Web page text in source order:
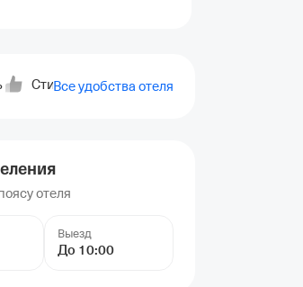
Стиральная машина
Все удобства отеля
отеля
Выезд
До 10:00